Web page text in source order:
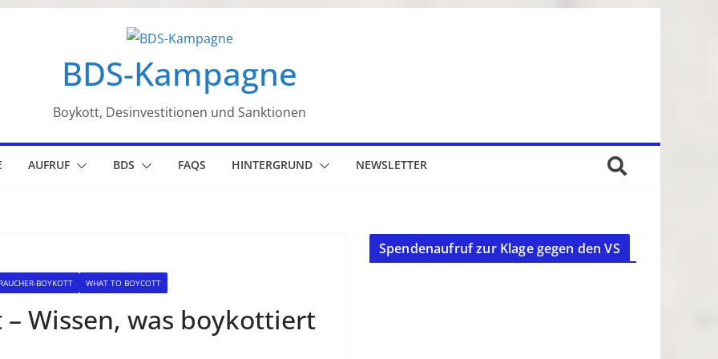
BDS-Kampagne
Boykott, Desinvestitionen und Sanktionen
AUFRUF BDS FAQS HINTERGRUND NEWSLETTER
BOYKOTT WHAT TO BOYCOTT
Wissen, was boykottiert
Spendenaufruf zur Klage gegen den VS